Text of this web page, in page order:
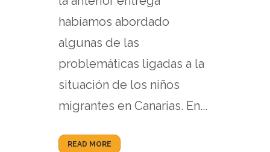
habíamos abordado
algunas de las
problemáticas ligadas a la
situación de los niños
migrantes en Canarias. En...
READ MORE